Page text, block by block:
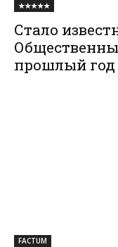
★★★★★
Стало
прошлый год
FACTUM